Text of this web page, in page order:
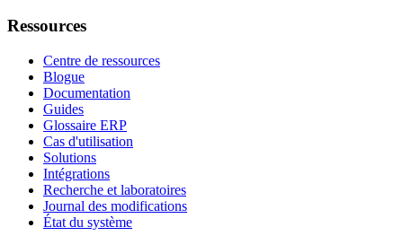
Ressources
Centre de ressources
Blogue
Documentation
Guides
Glossaire ERP
Cas d'utilisation
Solutions
Intégrations
Recherche et laboratoires
Journal des modifications
État du système